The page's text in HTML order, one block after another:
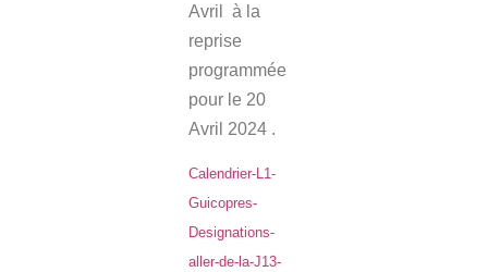
Avril à la
reprise
programmée
pour le 20
Avril 2024 .
Calendrier-L1-
Guicopres-
Designations-
aller-de-la-J13-